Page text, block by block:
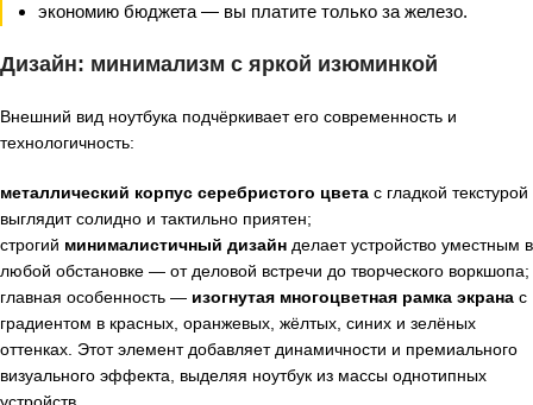
экономию бюджета — вы платите только за железо.
Дизайн: минимализм с яркой изюминкой
Внешний вид ноутбука подчёркивает его современность и
технологичность:
металлический корпус серебристого цвета с гладкой текстурой
выглядит солидно и тактильно приятен;
строгий минималистичный дизайн делает устройство уместным в
любой обстановке — от деловой встречи до творческого воркшопа;
главная особенность — изогнутая многоцветная рамка экрана с
градиентом в красных, оранжевых, жёлтых, синих и зелёных
оттенках. Этот элемент добавляет динамичности и премиального
визуального эффекта, выделяя ноутбук из массы однотипных